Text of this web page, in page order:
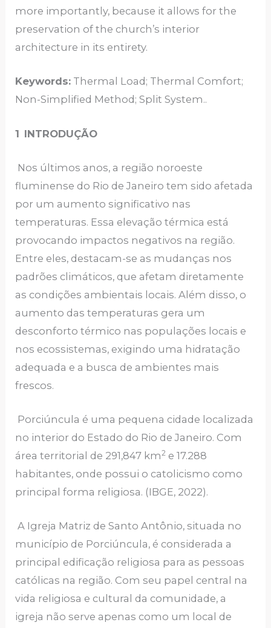
more importantly, because it allows for the
preservation of the church’s interior
architecture in its entirety.
Keywords: Thermal Load; Thermal Comfort;
Non-Simplified Method; Split System..
1 INTRODUÇÃO
Nos últimos anos, a região noroeste
fluminense do Rio de Janeiro tem sido afetada
por um aumento significativo nas
temperaturas. Essa elevação térmica está
provocando impactos negativos na região.
Entre eles, destacam-se as mudanças nos
padrões climáticos, que afetam diretamente
as condições ambientais locais. Além disso, o
aumento das temperaturas gera um
desconforto térmico nas populações locais e
nos ecossistemas, exigindo uma hidratação
adequada e a busca de ambientes mais
frescos.
Porciúncula é uma pequena cidade localizada
no interior do Estado do Rio de Janeiro. Com
área territorial de 291,847 km2 e 17.288
habitantes, onde possui o catolicismo como
principal forma religiosa. (IBGE, 2022).
A Igreja Matriz de Santo Antônio, situada no
município de Porciúncula, é considerada a
principal edificação religiosa para as pessoas
católicas na região. Com seu papel central na
vida religiosa e cultural da comunidade, a
igreja não serve apenas como um local de